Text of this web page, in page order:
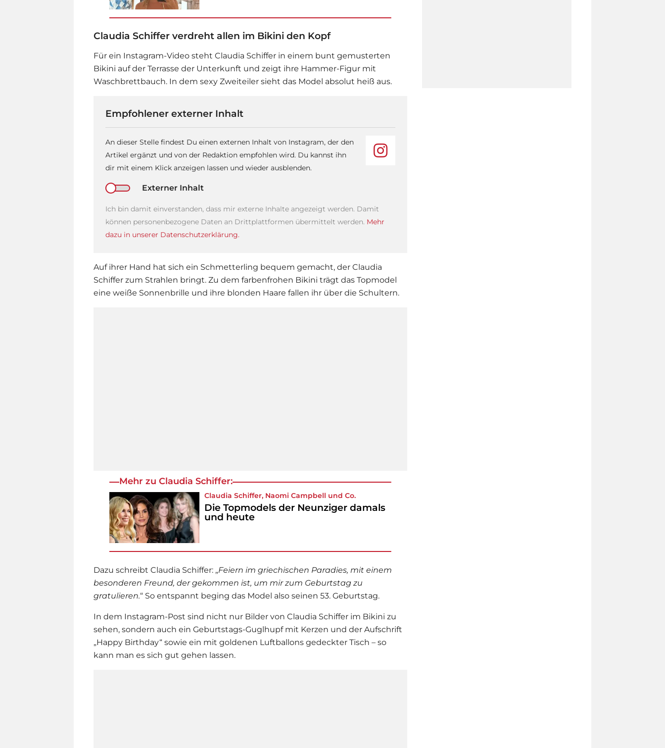
Claudia Schiffer verdreht allen im Bikini den Kopf
Für ein Instagram-Video steht Claudia Schiffer in einem bunt gemusterten
Bikini auf der Terrasse der Unterkunft und zeigt ihre Hammer-Figur mit
Waschbrettbauch. In dem sexy Zweiteiler sieht das Model absolut heiß aus.
Empfohlener externer Inhalt
An dieser Stelle findest Du einen externen Inhalt von Instagram, der den
Artikel ergänzt und von der Redaktion empfohlen wird. Du kannst ihn
dir mit einem Klick anzeigen lassen und wieder ausblenden.
Externer Inhalt
Ich bin damit einverstanden, dass mir externe Inhalte angezeigt werden. Damit
können personenbezogene Daten an Drittplattformen übermittelt werden. Mehr
dazu in unserer Datenschutzerklärung.
Auf ihrer Hand hat sich ein Schmetterling bequem gemacht, der Claudia
Schiffer zum Strahlen bringt. Zu dem farbenfrohen Bikini trägt das Topmodel
eine weiße Sonnenbrille und ihre blonden Haare fallen ihr über die Schultern.
Mehr zu Claudia Schiffer:
Claudia Schiffer, Naomi Campbell und Co.
Die Topmodels der Neunziger damals
und heute
Dazu schreibt Claudia Schiffer: „Feiern im griechischen Paradies, mit einem
besonderen Freund, der gekommen ist, um mir zum Geburtstag zu
gratulieren.“ So entspannt beging das Model also seinen 53. Geburtstag.
In dem Instagram-Post sind nicht nur Bilder von Claudia Schiffer im Bikini zu
sehen, sondern auch ein Geburtstags-Guglhupf mit Kerzen und der Aufschrift
„Happy Birthday“ sowie ein mit goldenen Luftballons gedeckter Tisch – so
kann man es sich gut gehen lassen.